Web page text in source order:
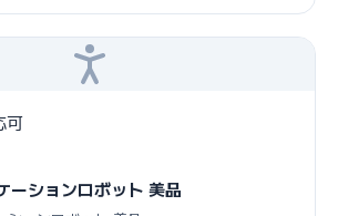
可
ーションロボット 美品